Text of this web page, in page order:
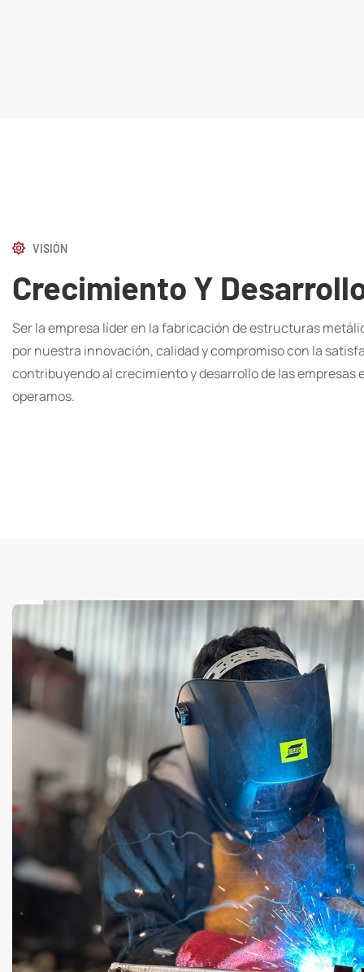
VISIÓN
Crecimiento Y
Ser la empresa líder en la fabricación de estructuras
por nuestra innovación, calidad y compromiso con la
contribuyendo al crecimiento y desarrollo de las empresas
operamos.